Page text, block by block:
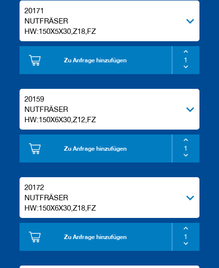
20171
NUTFRÄSER
HW:150X5X30,Z18,FZ
Zu Anfrage hinzufügen
20159
NUTFRÄSER
HW:150X6X30,Z12,FZ
Zu Anfrage hinzufügen
20172
NUTFRÄSER
HW:150X6X30,Z18,FZ
Zu Anfrage hinzufügen